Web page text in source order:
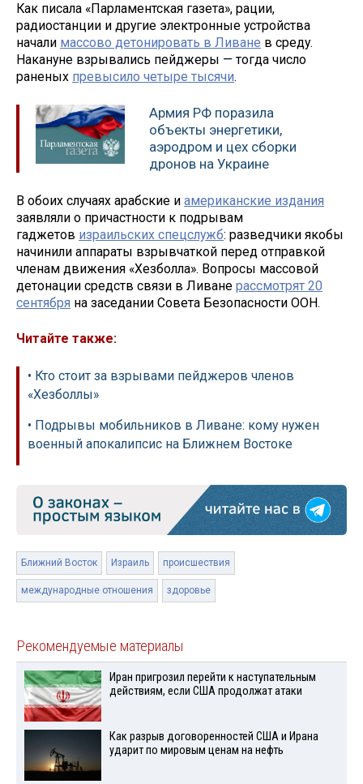
Как писала «Парламентская газета», рации,
радиостанции и другие электронные устройства
начали массово детонировать в Ливане в среду.
Накануне взрывались пейджеры — тогда число
раненых превысило четыре тысячи.
Армия РФ поразила
объекты энергетики,
аэродром и цех сборки
дронов на Украине
В обоих случаях арабские и американские издания
заявляли о причастности к подрывам
гаджетов израильских спецслужб: разведчики якобы
начинили аппараты взрывчаткой перед отправкой
членам движения «Хезболла». Вопросы массовой
детонации средств связи в Ливане рассмотрят 20
сентября на заседании Совета Безопасности ООН.
Читайте также:
• Кто стоит за взрывами пейджеров членов
«Хезболлы»
• Подрывы мобильников в Ливане: кому нужен
военный апокалипсис на Ближнем Востоке
Ближний Восток Израиль происшествия
международные отношения здоровье
Рекомендуемые материалы
Иран пригрозил перейти к наступательным
действиям, если США продолжат атаки
Как разрыв договоренностей США и Ирана
ударит по мировым ценам на нефть